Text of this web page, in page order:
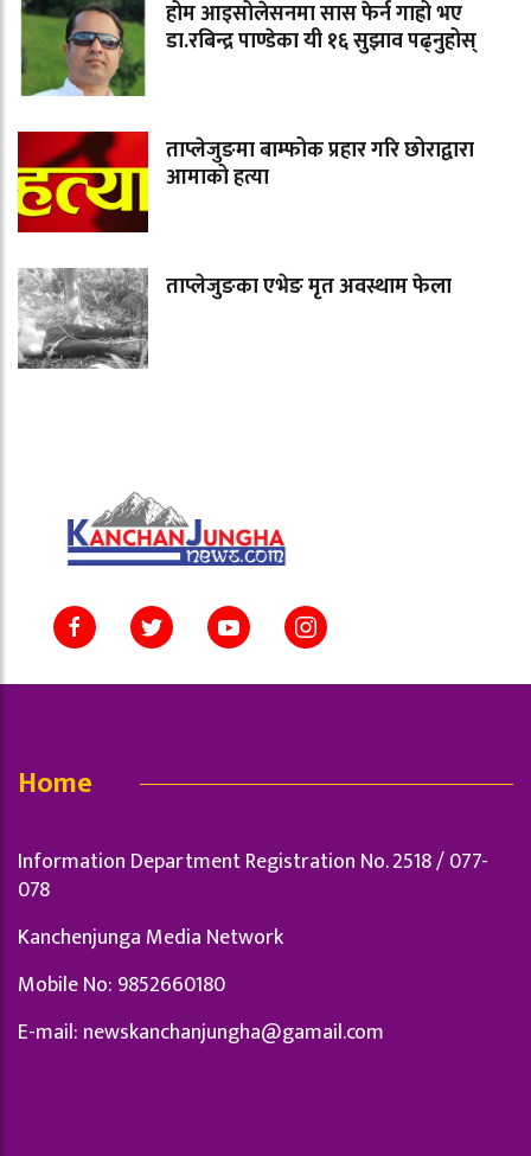
होम आइसोलेसनमा सास फेर्न गाह्रो भए
डा.रबिन्द्र पाण्डेका यी १६ सुझाव पढ्नुहोस्
ताप्लेजुङमा बाम्फोक प्रहार गरि छोराद्वारा
आमाको हत्या
ताप्लेजुङका एभेङ मृत अवस्थाम फेला
Home
Information Department Registration No. 2518 / 077-
078
Kanchenjunga Media Network
Mobile No: 9852660180
E-mail: newskanchanjungha@gamail.com